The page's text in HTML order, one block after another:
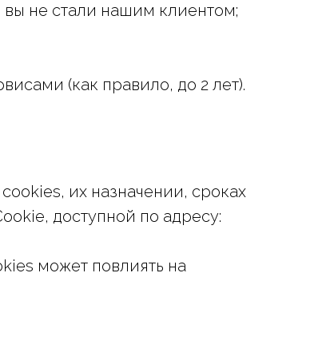
вы не стали нашим клиентом;
(как правило, до 2 лет).
их назначении, сроках
доступной по адресу:
может повлиять на